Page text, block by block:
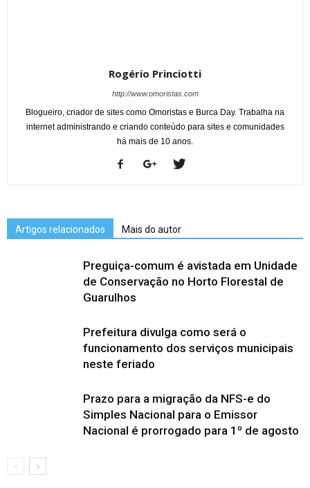
Rogério Princiotti
http://www.omoristas.com
Blogueiro, criador de sites como Omoristas e Burca Day. Trabalha na
internet administrando e criando conteúdo para sites e comunidades
há mais de 10 anos.
Artigos relacionados Mais do autor
Preguiça-comum é avistada em Unidade
de Conservação no Horto Florestal de
Guarulhos
Prefeitura divulga como será o
funcionamento dos serviços municipais
neste feriado
Prazo para a migração da NFS-e do
Simples Nacional para o Emissor
Nacional é prorrogado para 1º de agosto